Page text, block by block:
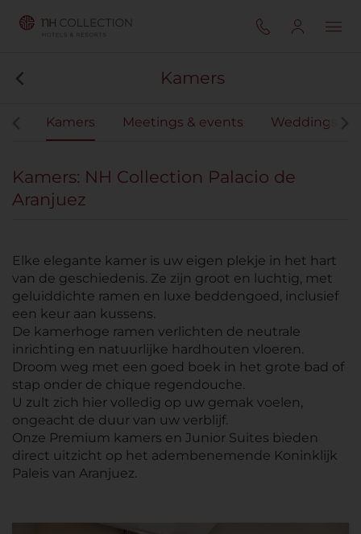
Kamers
Kamers Meetings & events Weddings
Kamers: NH Collection Palacio de
Aranjuez
Elke elegante kamer is uw eigen plekje in het hart
van de geschiedenis. Ze zijn groot en luchtig, met
geluiddichte ramen en luxe beddengoed, inclusief
een keur aan kussens.
De kamerhoge ramen verlichten de neutrale
inrichting en natuurlijke hardhouten vloeren.
Droom weg met een goed boek in het grote bad of
stap onder de chique regendouche.
U zult zich hier volledig op uw gemak voelen,
ongeacht de duur van uw verblijf.
Onze Premium kamers en Junior Suites bieden
direct uitzicht op het adembenemende Koninklijk
Paleis van Aranjuez.